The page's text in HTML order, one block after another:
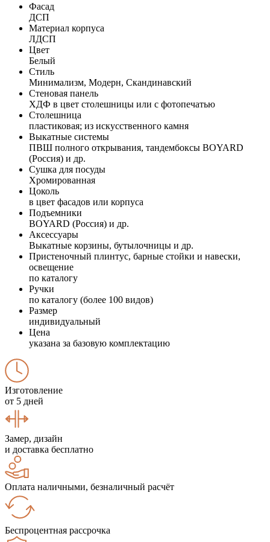
Фасад
ДСП
Материал корпуса
ЛДСП
Цвет
Белый
Стиль
Минимализм, Модерн, Скандинавский
Стеновая панель
ХДФ в цвет столешницы или с фотопечатью
Столешница
пластиковая; из искусственного камня
Выкатные системы
ПВШ полного открывания, тандембоксы BOYARD
(Россия) и др.
Сушка для посуды
Хромированная
Цоколь
в цвет фасадов или корпуса
Подъемники
BOYARD (Россия) и др.
Аксессуары
Выкатные корзины, бутылочницы и др.
Пристеночный плинтус, барные стойки и навески,
освещение
по каталогу
Ручки
по каталогу (более 100 видов)
Размер
индивидуальный
Цена
указана за базовую комплектацию
Изготовление
от 5 дней
Замер, дизайн
и доставка бесплатно
Оплата наличными, безналичный расчёт
Беспроцентная рассрочка